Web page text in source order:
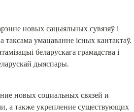
новых сацыяльных сувязяў і
таксама умацаванне існых кантактаў.
беларускага грамадства і
дыяспары.
новых социальных связей и
а также укрепление существующих